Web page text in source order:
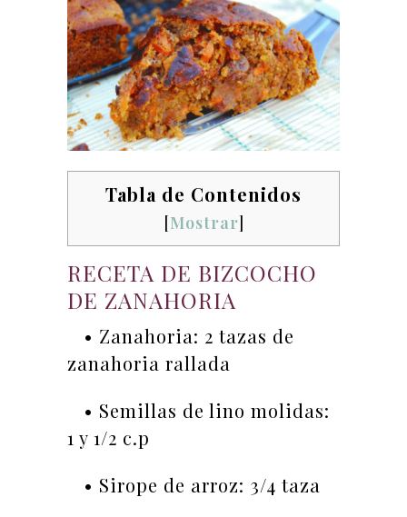
Tabla de Contenidos
[Mostrar]
RECETA DE BIZCOCHO
DE ZANAHORIA
• Zanahoria: 2 tazas de
zanahoria rallada
• Semillas de lino molidas:
1 y 1/2 c.p
• Sirope de arroz: 3/4 taza